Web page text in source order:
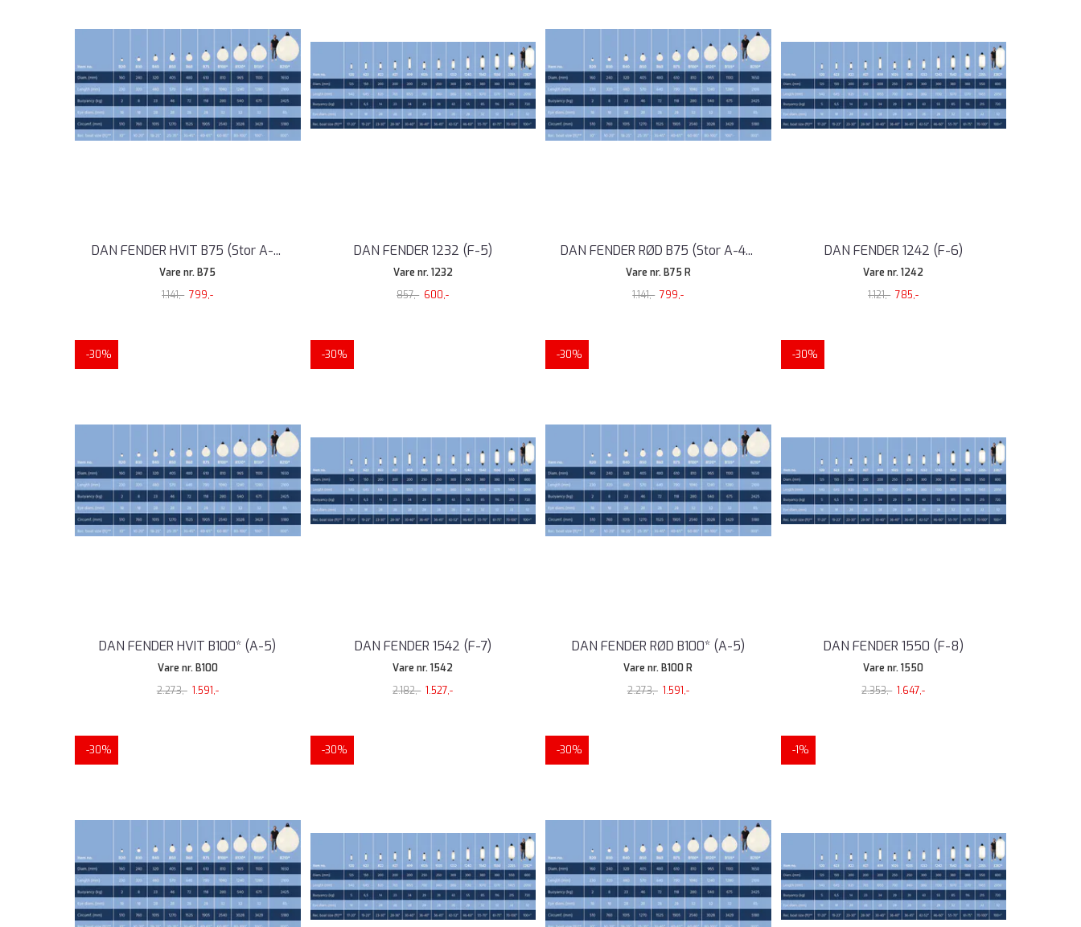
DAN FENDER HVIT B75 (Stor A-...
Vare nr. B75
1.141,- 799,-
DAN FENDER 1232 (F-5)
Vare nr. 1232
857,- 600,-
DAN FENDER RØD B75 (Stor A-4...
Vare nr. B75 R
1.141,- 799,-
DAN FENDER 1242 (F-6)
Vare nr. 1242
1.121,- 785,-
-30%
DAN FENDER HVIT B100* (A-5)
Vare nr. B100
2.273,- 1.591,-
-30%
DAN FENDER 1542 (F-7)
Vare nr. 1542
2.182,- 1.527,-
-30%
DAN FENDER RØD B100* (A-5)
Vare nr. B100 R
2.273,- 1.591,-
-30%
DAN FENDER 1550 (F-8)
Vare nr. 1550
2.353,- 1.647,-
-30% -30% -30% -1%